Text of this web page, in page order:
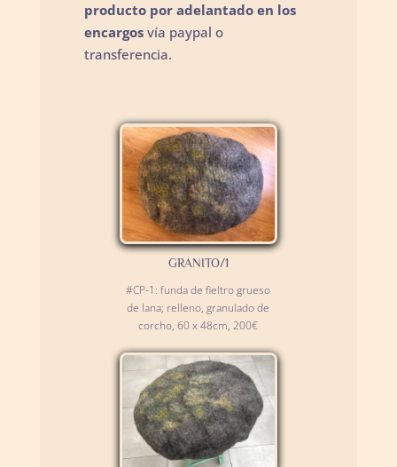
producto por adelantado en los
encargos vía paypal o
transferencia.
GRANITO/1
#CP-1: funda de fieltro grueso
de lana; relleno, granulado de
corcho, 60 x 48cm, 200€